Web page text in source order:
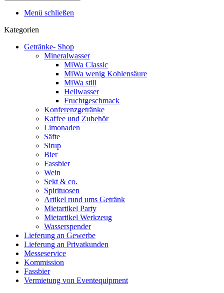
Menü schließen
Kategorien
Getränke- Shop
Mineralwasser
MiWa Classic
MiWa wenig Kohlensäure
MiWa still
Heilwasser
Fruchtgeschmack
Konferenzgetränke
Kaffee und Zubehör
Limonaden
Säfte
Sirup
Bier
Fassbier
Wein
Sekt & co.
Spirituosen
Artikel rund ums Getränk
Mietartikel Party
Mietartikel Werkzeug
Wasserspender
Lieferung an Gewerbe
Lieferung an Privatkunden
Messeservice
Kommission
Fassbier
Vermietung von Eventequipment